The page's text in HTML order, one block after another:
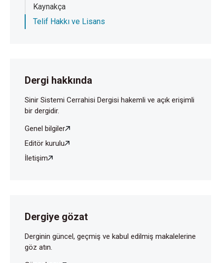
Kaynakça
Telif Hakkı ve Lisans
Dergi hakkında
Sinir Sistemi Cerrahisi Dergisi hakemli ve açık erişimli
bir dergidir.
Genel bilgiler
Editör kurulu
İletişim
Dergiye gözat
Derginin güncel, geçmiş ve kabul edilmiş makalelerine
göz atın.